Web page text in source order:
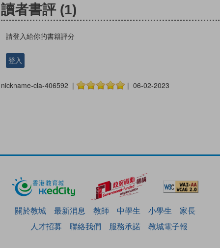
讀者書評 (1)
請登入給你的書籍評分
登入
nickname-cla-406592 | | 06-02-2023
關於教城 最新消息 教師 中學生 小學生
家長
人才招募
聯絡我們 服務承諾 教城電子報